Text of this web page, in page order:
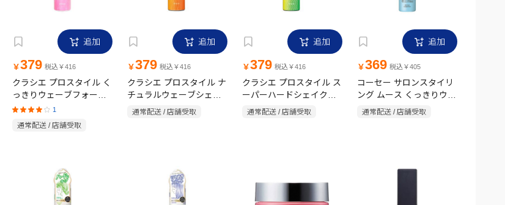
追加
￥379 税込￥416
クラシエ プロスタイル く
っきりウェーブフォーム
150g
1
通常配送 / 店舗受取
追加
￥379 税込￥416
クラシエ プロスタイル ナ
チュラルウェーブシェイ
クムース 130g
通常配送 / 店舗受取
追加
￥379 税込￥416
クラシエ プロスタイル ス
ーパーハードシェイクム
ース 150g
通常配送 / 店舗受取
追加
￥369 税込￥405
コーセー サロンスタイリ
ング ムース くっきりウェ
ービー 150g フルーティ
通常配送 / 店舗受取